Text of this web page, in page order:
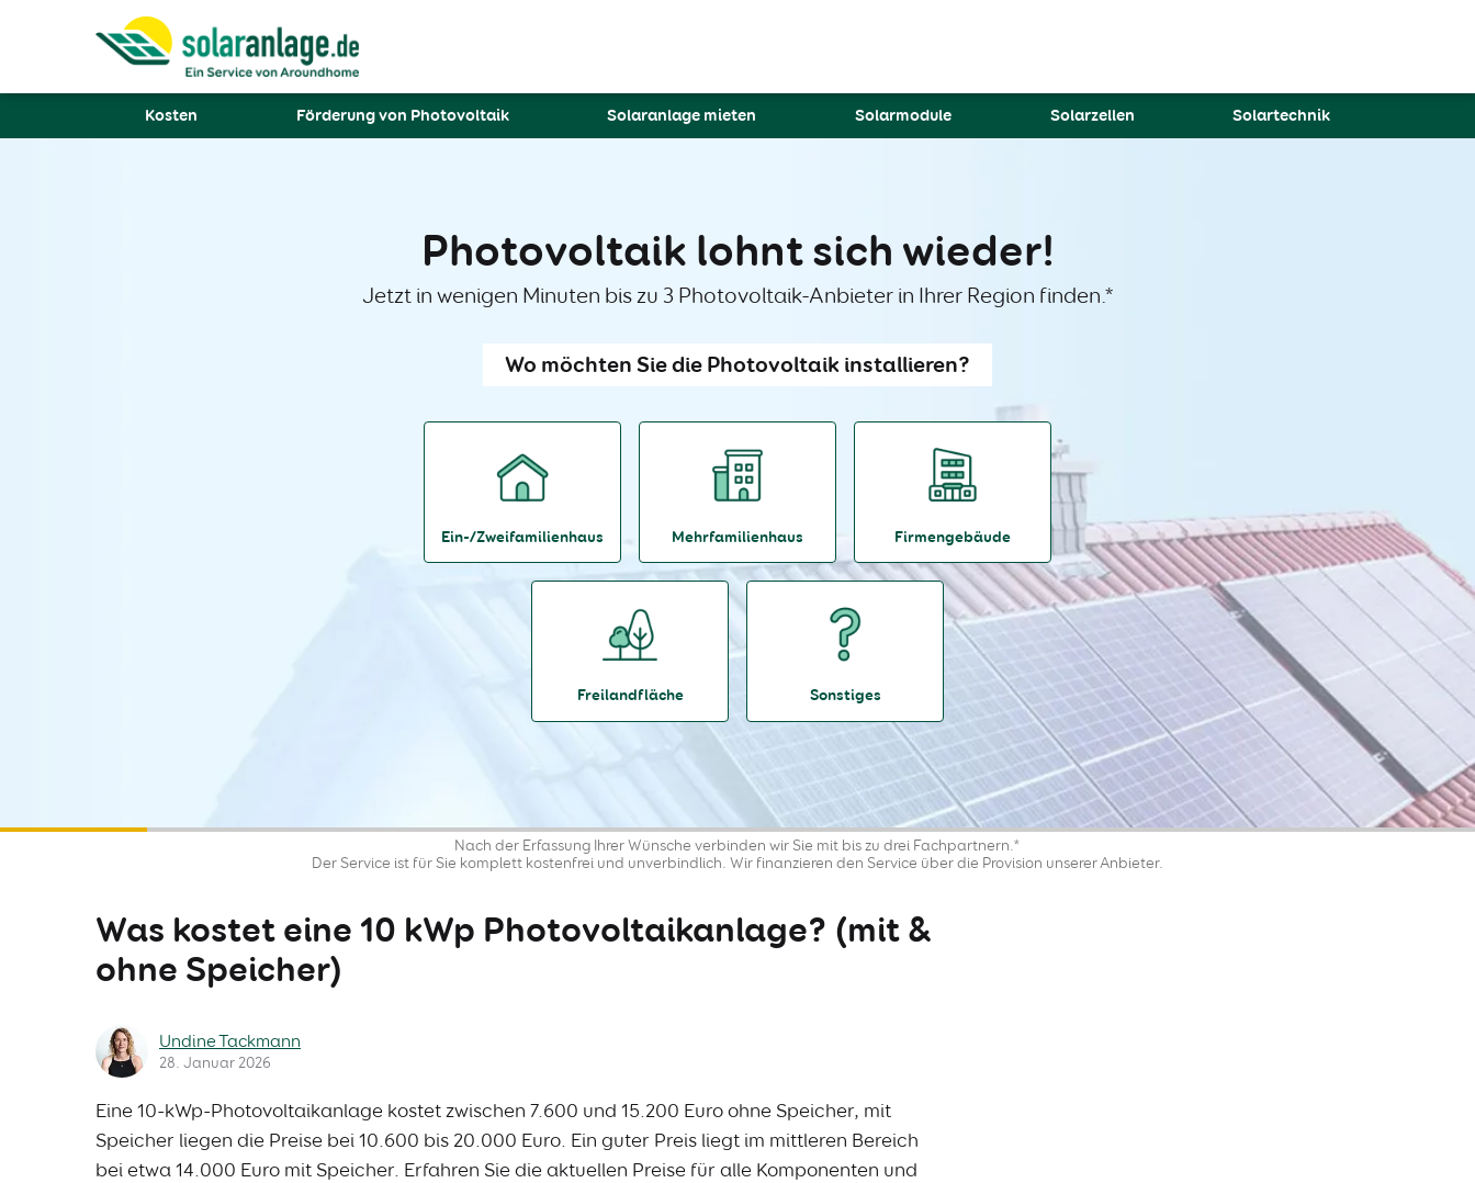
Kosten Förderung von Photovoltaik Solaranlage mieten Solarmodule Solarzellen Solartechnik
Photovoltaik lohnt sich wieder!
Jetzt in wenigen Minuten bis zu 3 Photovoltaik-Anbieter in Ihrer Region finden.*
Wo möchten Sie die Photovoltaik installieren?
Ein-/Zweifamilienhaus Mehrfamilienhaus Firmengebäude
Freilandfläche Sonstiges
Nach der Erfassung Ihrer Wünsche verbinden wir Sie mit bis zu drei Fachpartnern.*
Der Service ist für Sie komplett kostenfrei und unverbindlich. Wir finanzieren den Service über die Provision unserer Anbieter.
Was kostet eine 10 kWp Photovoltaikanlage? (mit &
ohne Speicher)
Undine Tackmann
28. Januar 2026
Eine 10-kWp-Photovoltaikanlage kostet zwischen 7.600 und 15.200 Euro ohne Speicher, mit
Speicher liegen die Preise bei 10.600 bis 20.000 Euro. Ein guter Preis liegt im mittleren Bereich
bei etwa 14.000 Euro mit Speicher. Erfahren Sie die aktuellen Preise für alle Komponenten und